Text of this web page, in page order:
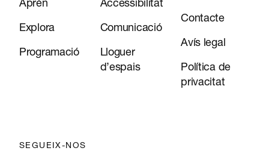
Explora
Programació
Comunicació
Lloguer
d’espais
Contacte
Avís legal
Política de
privacitat
SEGUEIX-NOS